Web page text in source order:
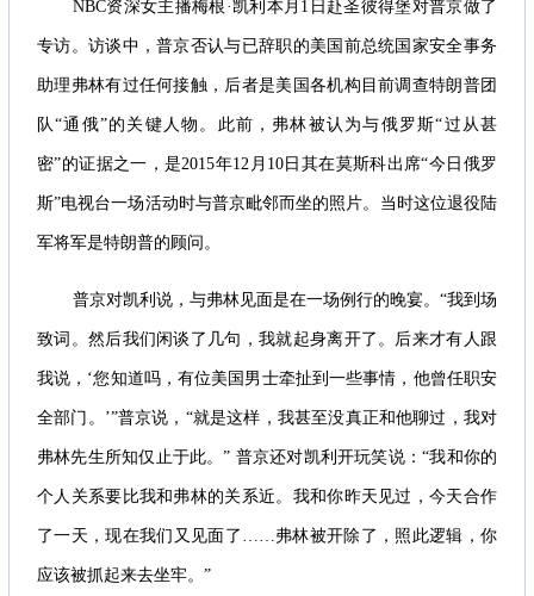
NBC资深女主播梅根·凯利本月1日赴圣彼得堡对普京做了
专访。访谈中，普京否认与已辞职的美国前总统国家安全事务
助理弗林有过任何接触，后者是美国各机构目前调查特朗普团
队“通俄”的关键人物。此前，弗林被认为与俄罗斯“过从甚
密”的证据之一，是2015年12月10日其在莫斯科出席“今日俄罗
斯”电视台一场活动时与普京毗邻而坐的照片。当时这位退役陆
军将军是特朗普的顾问。
普京对凯利说，与弗林见面是在一场例行的晚宴。“我到场
致词。然后我们闲谈了几句，我就起身离开了。后来才有人跟
我说，‘您知道吗，有位美国男士牵扯到一些事情，他曾任职安
全部门。’”普京说，“就是这样，我甚至没真正和他聊过，我对
弗林先生所知仅止于此。” 普京还对凯利开玩笑说：“我和你的
个人关系要比我和弗林的关系近。我和你昨天见过，今天合作
了一天，现在我们又见面了……弗林被开除了，照此逻辑，你
应该被抓起来去坐牢。”